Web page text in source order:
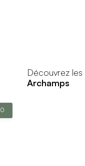
Découvrez les
Archamps
0